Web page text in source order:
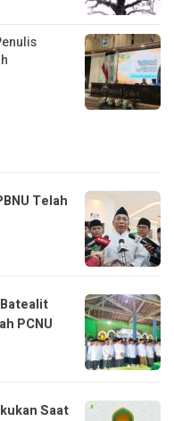
Telah
PCNU
Saat